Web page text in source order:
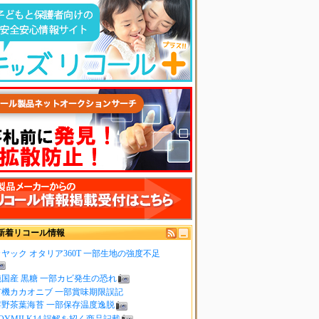
着リコール情報
ック オタリア360T 一部生地の強度不足
産 黒糖 一部カビ発生の恐れ
カカオニブ 一部賞味期限誤記
茶葉海苔 一部保存温度逸脱